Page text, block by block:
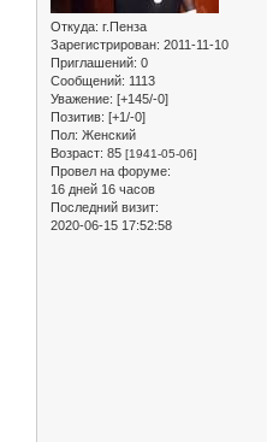
Откуда: г.Пенза
Зарегистрирован: 2011-11-10
Приглашений: 0
Сообщений: 1113
Уважение: [+145/-0]
Позитив: [+1/-0]
Пол: Женский
Возраст: 85 [1941-05-06]
Провел на форуме:
16 дней 16 часов
Последний визит:
2020-06-15 17:52:58